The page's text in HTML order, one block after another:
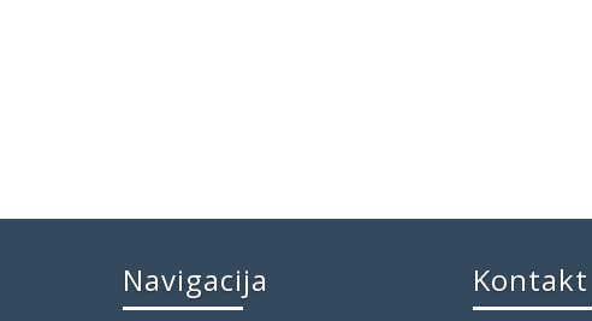
Navigacija Kontakt